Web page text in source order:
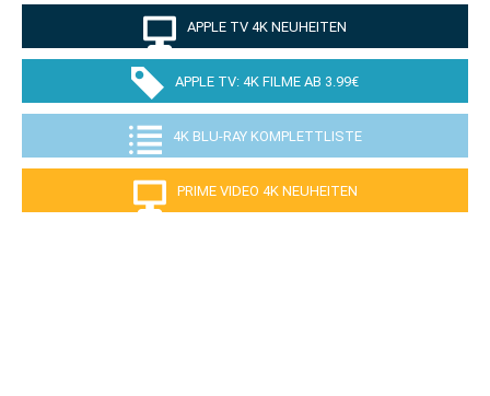
APPLE TV 4K NEUHEITEN
APPLE TV: 4K FILME AB 3.99€
4K BLU-RAY KOMPLETTLISTE
PRIME VIDEO 4K NEUHEITEN